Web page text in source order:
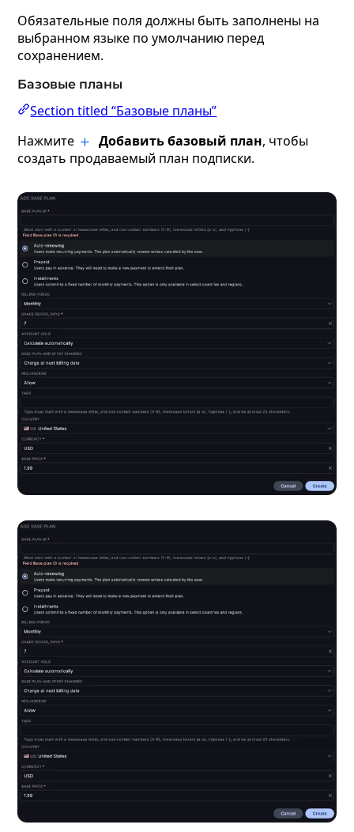
Обязательные поля должны быть заполнены на
выбранном языке по умолчанию перед
сохранением.
Базовые планы
Section titled “Базовые планы”
Нажмите
Добавить базовый план, чтобы
создать продаваемый план подписки.